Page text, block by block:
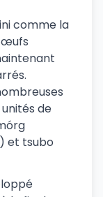
comme la
de
et tsubo